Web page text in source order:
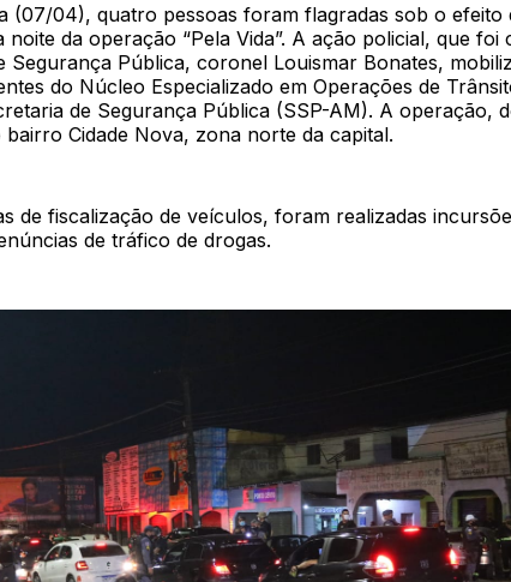
(07/04), quatro pessoas foram flagradas sob o efeito
noite da operação “Pela Vida”. A ação policial, que foi
Segurança Pública, coronel Louismar Bonates,
do Núcleo Especializado em Operações de
de Segurança Pública (SSP-AM). A operação,
bairro Cidade Nova, zona norte da capital.
de fiscalização de veículos, foram realizadas
de tráfico de drogas.